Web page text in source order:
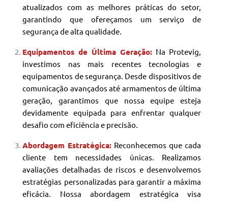
atualizados com as melhores práticas do setor,
garantindo que ofereçamos um serviço de
segurança de alta qualidade.
Equipamentos de Última Geração: Na Protevig,
investimos nas mais recentes tecnologias e
equipamentos de segurança. Desde dispositivos de
comunicação avançados até armamentos de última
geração, garantimos que nossa equipe esteja
devidamente equipada para enfrentar qualquer
desafio com eficiência e precisão.
Abordagem Estratégica: Reconhecemos que cada
cliente tem necessidades únicas. Realizamos
avaliações detalhadas de riscos e desenvolvemos
estratégias personalizadas para garantir a máxima
eficácia. Nossa abordagem estratégica visa